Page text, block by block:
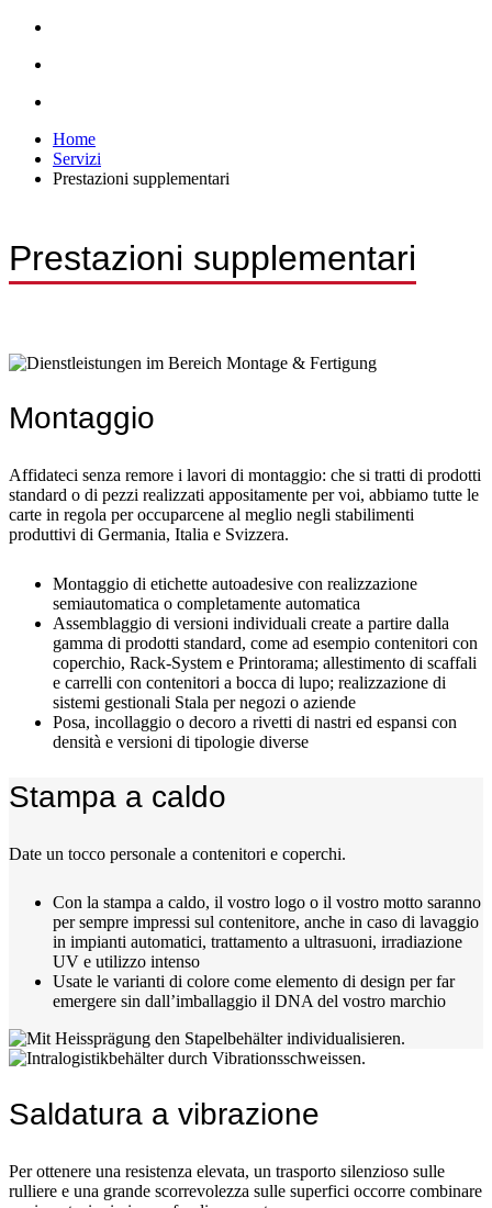
Home
Servizi
Prestazioni supplementari
Prestazioni supplementari
Montaggio
Affidateci senza remore i lavori di montaggio: che si tratti di prodotti
standard o di pezzi realizzati appositamente per voi, abbiamo tutte le
carte in regola per occuparcene al meglio negli stabilimenti
produttivi di Germania, Italia e Svizzera.
Montaggio di etichette autoadesive con realizzazione
semiautomatica o completamente automatica
Assemblaggio di versioni individuali create a partire dalla
gamma di prodotti standard, come ad esempio contenitori con
coperchio, Rack-System e Printorama; allestimento di scaffali
e carrelli con contenitori a bocca di lupo; realizzazione di
sistemi gestionali Stala per negozi o aziende
Posa, incollaggio o decoro a rivetti di nastri ed espansi con
densità e versioni di tipologie diverse
Stampa a caldo
Date un tocco personale a contenitori e coperchi.
Con la stampa a caldo, il vostro logo o il vostro motto saranno
per sempre impressi sul contenitore, anche in caso di lavaggio
in impianti automatici, trattamento a ultrasuoni, irradiazione
UV e utilizzo intenso
Usate le varianti di colore come elemento di design per far
emergere sin dall’imballaggio il DNA del vostro marchio
Saldatura a vibrazione
Per ottenere una resistenza elevata, un trasporto silenzioso sulle
rulliere e una grande scorrevolezza sulle superfici occorre combinare